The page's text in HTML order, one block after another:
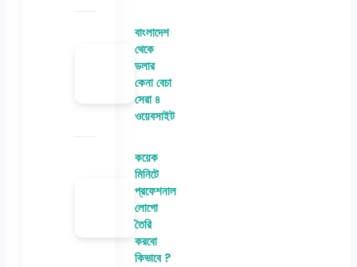
বাংলাদেশ
থেকে
ডলার
কেনা বেচা
সেরা ৪
ওয়েবসাইট
কয়েক
মিনিটে
প্রফেশনাল
লোগো
তৈরি
করবো
কিভাবে ?